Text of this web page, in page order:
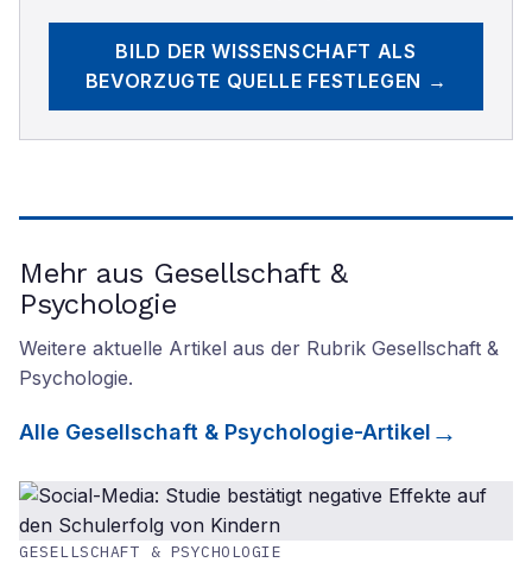
BILD DER WISSENSCHAFT ALS
BEVORZUGTE QUELLE FESTLEGEN →
Mehr aus Gesellschaft &
Psychologie
Weitere aktuelle Artikel aus der Rubrik Gesellschaft &
Psychologie.
Alle Gesellschaft & Psychologie-Artikel
GESELLSCHAFT & PSYCHOLOGIE